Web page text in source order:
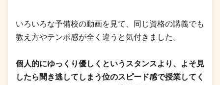
いろいろな予備校の動画を見て、同じ資格の講義でも
教え方やテンポ感が全く違うと気付きました。
個人的にゆっくり優しくというスタンスより、よそ見
したら聞き逃してしまう位のスピード感で授業してく